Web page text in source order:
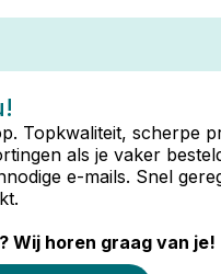
Topkwaliteit, scherpe
als je vaker
e-mails. Snel
Wij horen graag van je!